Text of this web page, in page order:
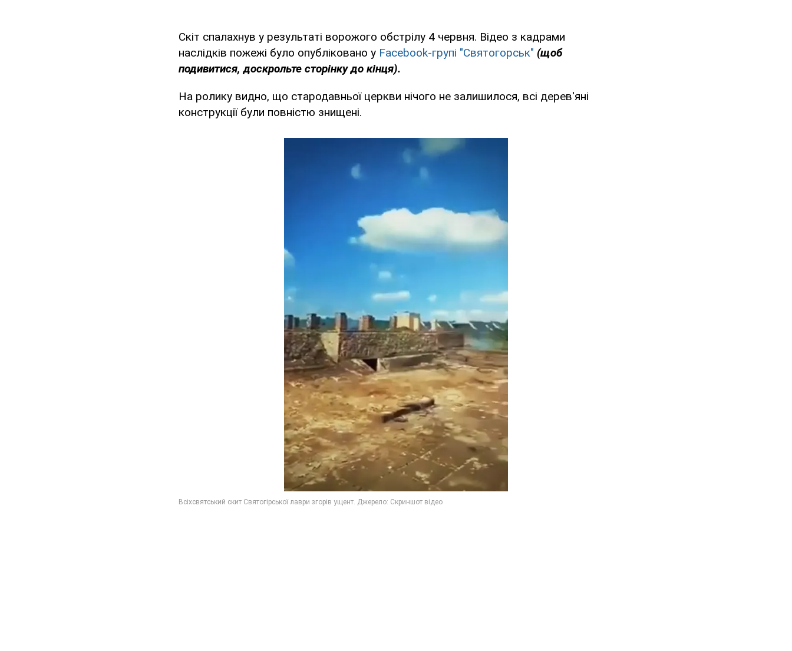
Скіт спалахнув у результаті ворожого обстрілу 4 червня. Відео з кадрами
наслідків пожежі було опубліковано у Facebook-групі "Святогорськ" (щоб
подивитися, доскрольте сторінку до кінця).
На ролику видно, що стародавньої церкви нічого не залишилося, всі дерев'яні
конструкції були повністю знищені.